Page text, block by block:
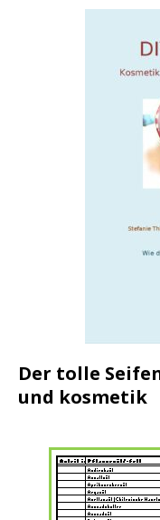
Der tolle
und kosmetik